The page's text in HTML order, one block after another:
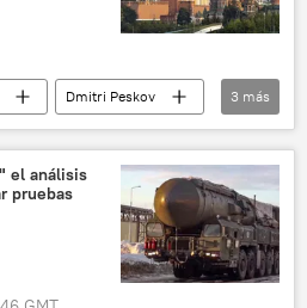
Dmitri Peskov
Nord Stream
3 más
el análisis
pruebas